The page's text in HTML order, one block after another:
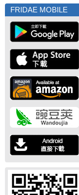
FRIDAE MOBILE